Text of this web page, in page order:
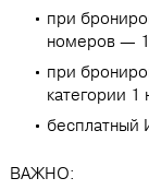
при
номеров —
при
категории 1
бесплатный
ВАЖНО: